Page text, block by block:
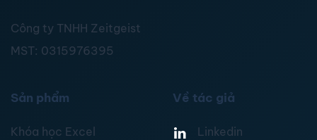
Công ty TNHH Zeitgeist
MST: 0315976395
Sản phẩm
Khóa học Excel
Về tác giả
Linkedin